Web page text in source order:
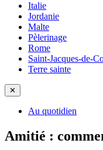
Italie
Jordanie
Malte
Pèlerinage
Rome
Saint-Jacques-de-
Terre sainte
✕
Au quotidien
Amitié :